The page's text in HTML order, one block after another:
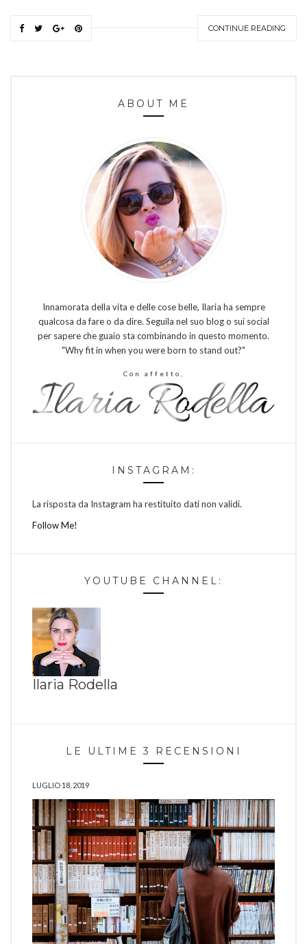
CONTINUE READING
ABOUT ME
Innamorata della vita e delle cose belle, Ilaria ha sempre
qualcosa da fare o da dire. Seguila nel suo blog o sui social
per sapere che guaio sta combinando in questo momento.
"Why fit in when you were born to stand out?"
Con affetto,
INSTAGRAM:
La risposta da Instagram ha restituito dati non validi.
Follow Me!
YOUTUBE CHANNEL:
Ilaria Rodella
LE ULTIME 3 RECENSIONI
LUGLIO 18, 2019